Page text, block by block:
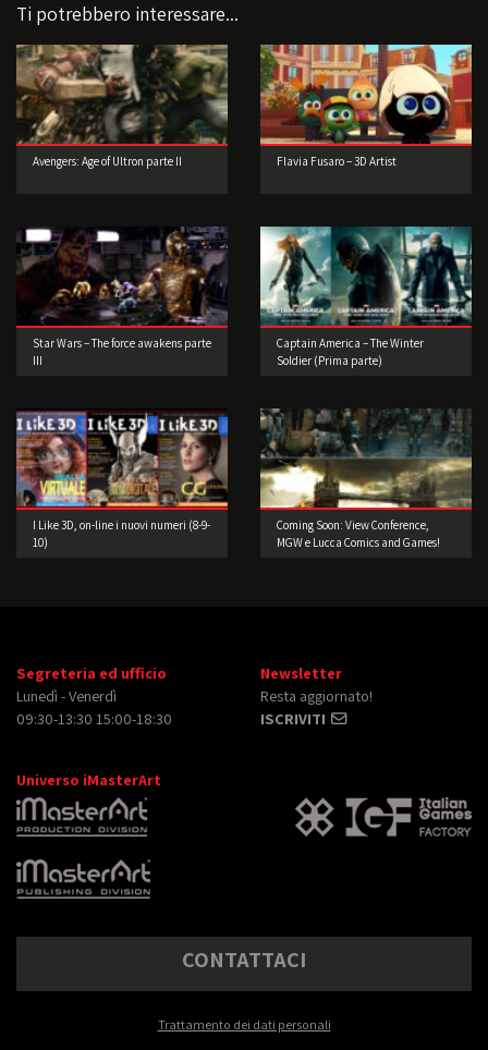
Ti potrebbero interessare...
Avengers: Age of Ultron parte II Flavia Fusaro – 3D Artist
Star Wars – The force awakens parte
III
Captain America – The Winter
Soldier (Prima parte)
I Like 3D, on-line i nuovi numeri (8-9-
10)
Coming Soon: View Conference,
MGW e Lucca Comics and Games!
Segreteria ed ufficio
Lunedì - Venerdì
09:30-13:30 15:00-18:30
Newsletter
Resta aggiornato!
ISCRIVITI
Universo iMasterArt
CONTATTACI
Trattamento dei dati personali